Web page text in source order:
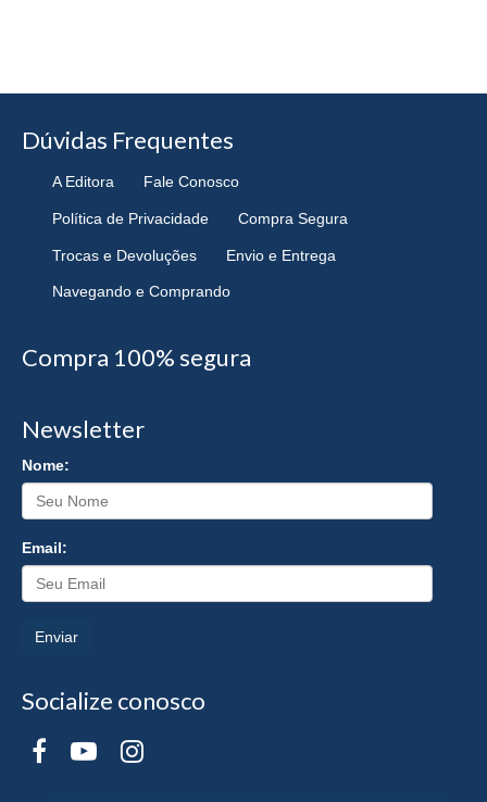
Dúvidas Frequentes
A Editora Fale Conosco
Política de Privacidade Compra Segura
Trocas e Devoluções Envio e Entrega
Navegando e Comprando
Compra 100% segura
Newsletter
Nome:
Email:
Enviar
Socialize conosco